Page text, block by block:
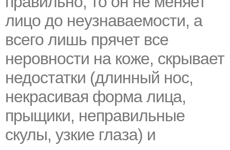
лицо до неузнаваемости, а
всего лишь прячет все
неровности на коже, скрывает
недостатки (длинный нос,
некрасивая форма лица,
прыщики, неправильные
скулы, узкие глаза) и